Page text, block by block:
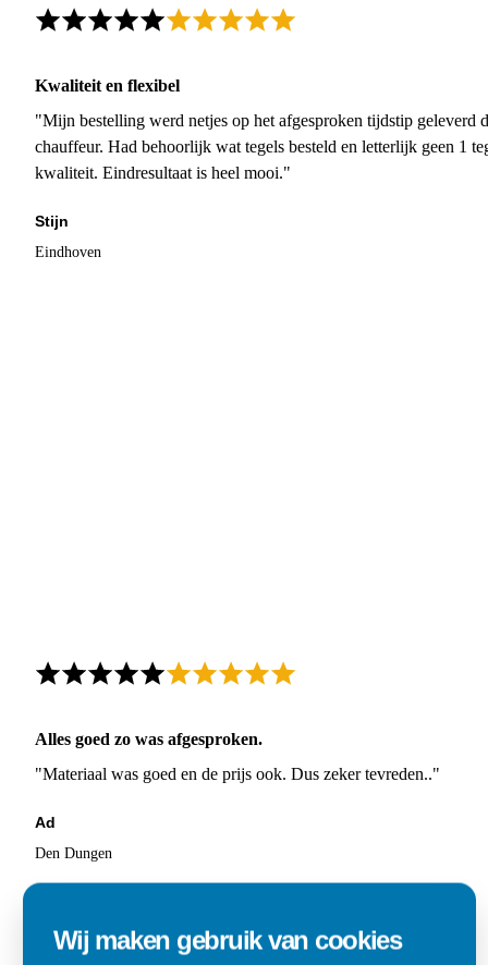
Kwaliteit en flexibel
"Mijn bestelling werd netjes op het afgesproken tijdstip geleverd
chauffeur. Had behoorlijk wat tegels besteld en letterlijk geen 1
kwaliteit. Eindresultaat is heel mooi."
Stijn
Eindhoven
Alles goed zo was afgesproken.
"Materiaal was goed en de prijs ook. Dus zeker tevreden.."
Ad
Den Dungen
Wij maken gebruik van cookies